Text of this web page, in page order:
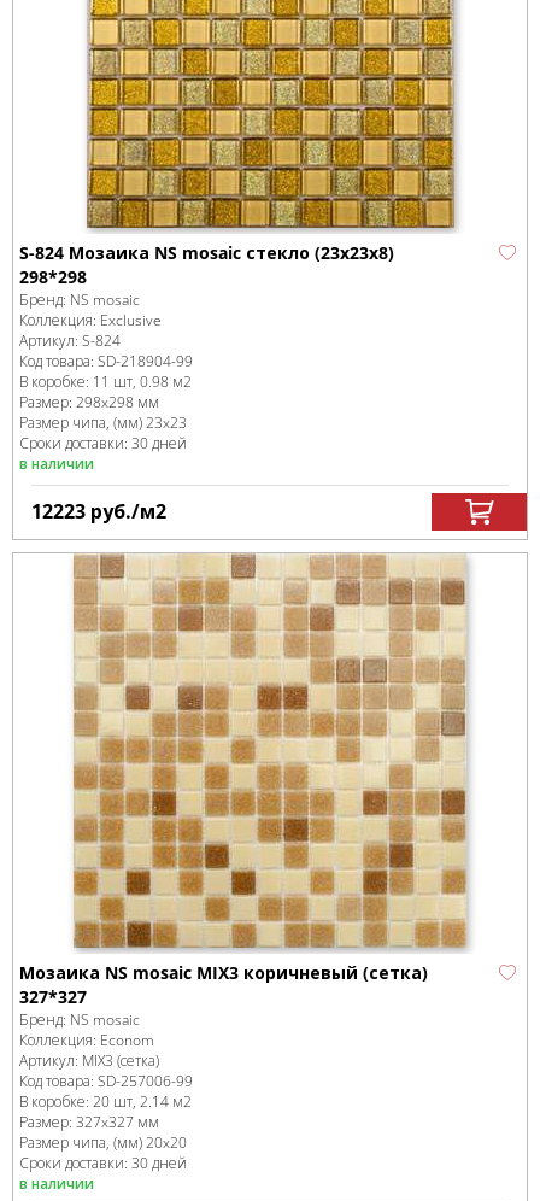
S-824 Мозаика NS mosaic стекло (23x23x8)
298*298
Бренд: NS mosaic
Коллекция: Exclusive
Артикул: S-824
Код товара: SD-218904-99
В коробке: 11 шт, 0.98 м2
Размер: 298x298 мм
Размер чипа, (мм)23x23
Сроки доставки: 30 дней
в наличии
12223 руб./м2
Мозаика NS mosaic MIX3 коричневый (сетка)
327*327
Бренд: NS mosaic
Коллекция: Econom
Артикул: MIX3 (сетка)
Код товара: SD-257006-99
В коробке: 20 шт, 2.14 м2
Размер: 327x327 мм
Размер чипа, (мм)20x20
Сроки доставки: 30 дней
в наличии